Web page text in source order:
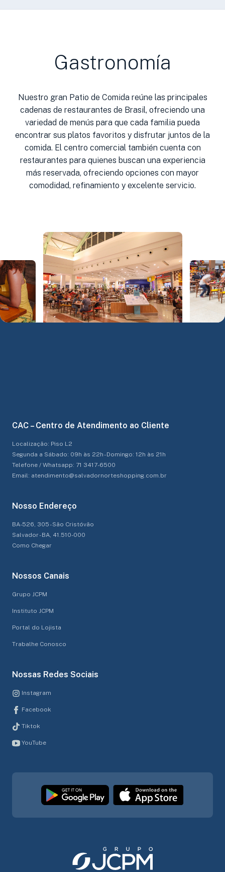
Gastronomía
Nuestro gran Patio de Comida reúne las principales
cadenas de restaurantes de Brasil, ofreciendo una
variedad de menús para que cada familia pueda
encontrar sus platos favoritos y disfrutar juntos de la
comida. El centro comercial también cuenta con
restaurantes para quienes buscan una experiencia
más reservada, ofreciendo opciones con mayor
comodidad, refinamiento y excelente servicio.
CAC – Centro de Atendimento ao Cliente
Localização: Piso L2
Segunda a Sábado: 09h às 22h - Domingo: 12h às 21h
Telefone / Whatsapp: 71 3417-6500
Email: atendimento@salvadornorteshopping.com.br
Nosso Endereço
BA-526, 305 - São Cristóvão
Salvador - BA, 41.510-000
Como Chegar
Nossos Canais
Grupo JCPM
Instituto JCPM
Portal do Lojista
Trabalhe Conosco
Nossas Redes Sociais
Instagram
Facebook
Tiktok
YouTube